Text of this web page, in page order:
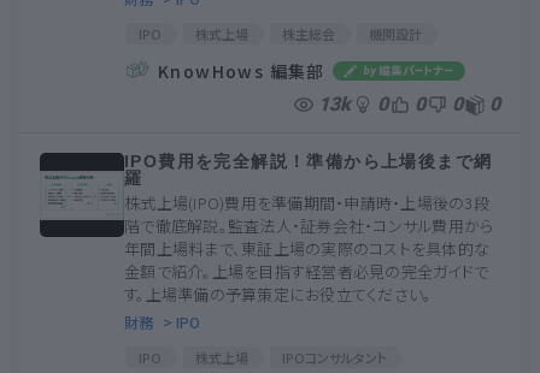
IPO 株式上場 株主総会
機関設計
指名委員会
会計監査人 会計参与
KnowHows 編集部
13k 0 0 0 0
IPO費用を完全解説！準備から上場後まで網
羅
株式上場(IPO)費用を準備期間・申請時・上場後の3段
階で徹底解説。監査法人・証券会社・コンサル費用から
年間上場料まで、東証上場の実際のコストを具体的な
金額で紹介。上場を目指す経営者必見の完全ガイドで
す。上場準備の予算策定にお役立てください。
財務 > IPO
IPO 株式上場
IPOコンサルタント